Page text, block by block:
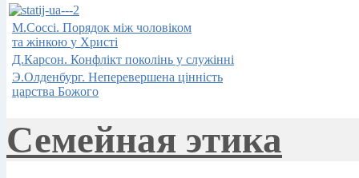
М.Соссi. Порядок між чоловіком
та жінкою у Христі
Д.Карсон. Конфлікт поколінь у служінні
Э.Олденбург. Неперевершена цінність
царства Божого
Семейная этика